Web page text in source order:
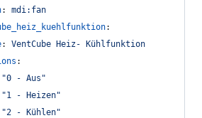
: mdi:fan
:
: VentCube Heiz- Kühlfunktion
:
"0 - Aus "
"1 - Heizen"
"2 - Kühlen"